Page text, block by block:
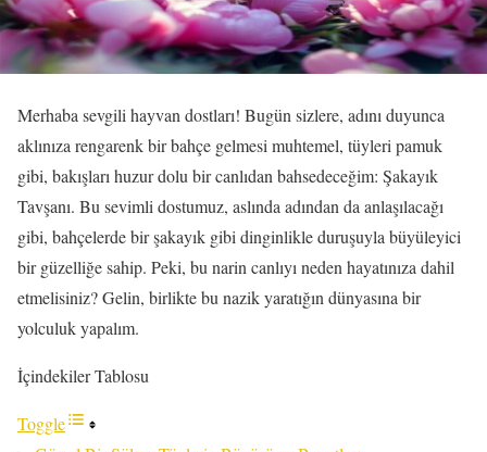
Merhaba sevgili hayvan dostları! Bugün sizlere, adını duyunca
aklınıza rengarenk bir bahçe gelmesi muhtemel, tüyleri pamuk
gibi, bakışları huzur dolu bir canlıdan bahsedeceğim: Şakayık
Tavşanı. Bu sevimli dostumuz, aslında adından da anlaşılacağı
gibi, bahçelerde bir şakayık gibi dinginlikle duruşuyla büyüleyici
bir güzelliğe sahip. Peki, bu narin canlıyı neden hayatınıza dahil
etmelisiniz? Gelin, birlikte bu nazik yaratığın dünyasına bir
yolculuk yapalım.
İçindekiler Tablosu
Toggle